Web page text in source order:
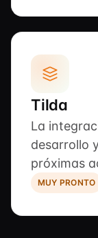
Tilda
La
desarrollo
próximas
MUY PRONTO